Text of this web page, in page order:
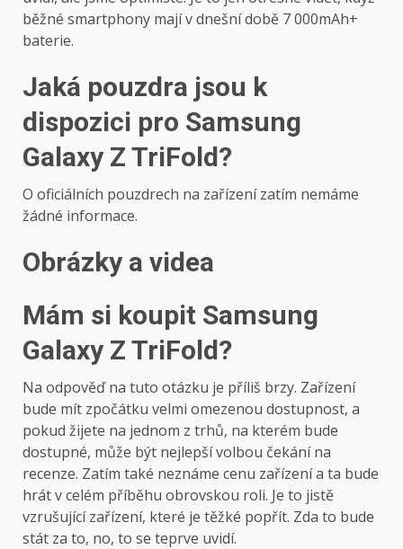
běžné smartphony mají v dnešní době 7 000mAh+
baterie.
Jaká pouzdra jsou k
dispozici pro Samsung
Galaxy Z TriFold?
O oficiálních pouzdrech na zařízení zatím nemáme
žádné informace.
Obrázky a videa
Mám si koupit Samsung
Galaxy Z TriFold?
Na odpověď na tuto otázku je příliš brzy. Zařízení
bude mít zpočátku velmi omezenou dostupnost, a
pokud žijete na jednom z trhů, na kterém bude
dostupné, může být nejlepší volbou čekání na
recenze. Zatím také neznáme cenu zařízení a ta bude
hrát v celém příběhu obrovskou roli. Je to jistě
vzrušující zařízení, které je těžké popřít. Zda to bude
stát za to, no, to se teprve uvidí.